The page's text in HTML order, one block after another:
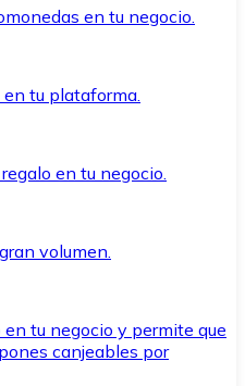
en tu negocio.
tu plataforma.
en tu negocio.
volumen.
tu negocio y permite que
canjeables por